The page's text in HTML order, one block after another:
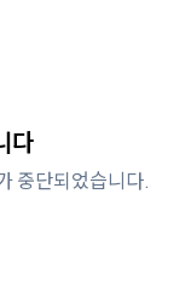
다
중단되었습니다.